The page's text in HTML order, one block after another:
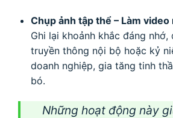
Chụp ảnh tập thể – Làm video
Ghi lại khoảnh khắc đáng nhớ,
truyền thông nội bộ hoặc kỷ
doanh nghiệp, gia tăng tinh
bó.
Những hoạt động này